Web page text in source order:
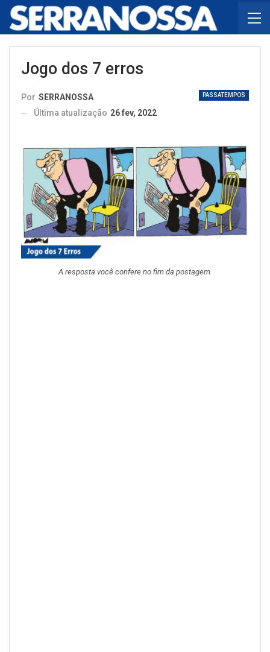
Jogo dos 7 erros
PASSATEMPOS
Por SERRANOSSA
Última atualização 26 fev, 2022
A resposta você confere no fim da postagem.